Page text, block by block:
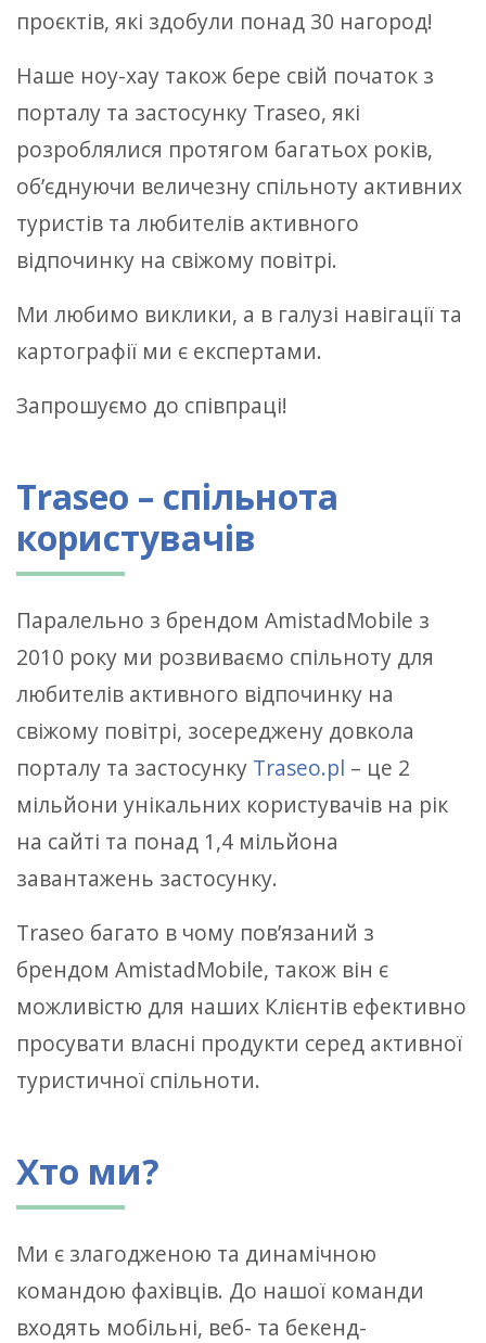
проєктів, які здобули понад 30 нагород!
Наше ноу-хау також бере свій початок з
порталу та застосунку Traseo, які
розроблялися протягом багатьох років,
об’єднуючи величезну спільноту активних
туристів та любителів активного
відпочинку на свіжому повітрі.
Ми любимо виклики, а в галузі навігації та
картографії ми є експертами.
Запрошуємо до співпраці!
Traseo – спільнота
користувачів
Паралельно з брендом AmistadMobile з
2010 року ми розвиваємо спільноту для
любителів активного відпочинку на
свіжому повітрі, зосереджену довкола
порталу та застосунку Traseo.pl – це 2
мільйони унікальних користувачів на рік
на сайті та понад 1,4 мільйона
завантажень застосунку.
Traseo багато в чому пов’язаний з
брендом AmistadMobile, також він є
можливістю для наших Клієнтів ефективно
просувати власні продукти серед активної
туристичної спільноти.
Хто ми?
Ми є злагодженою та динамічною
командою фахівців. До нашої команди
входять мобільні, веб- та бекенд-